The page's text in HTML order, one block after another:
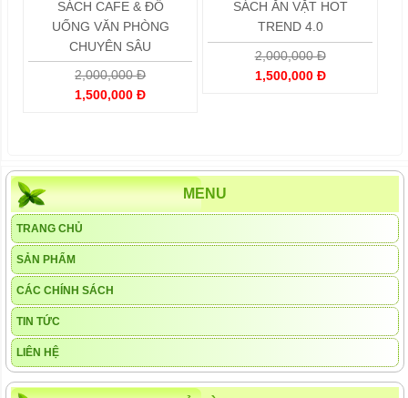
SÁCH CAFE & ĐỒ
UỐNG VĂN PHÒNG
CHUYÊN SÂU
2,000,000 Đ
1,500,000 Đ
SÁCH ĂN VẶT HOT
TREND 4.0
2,000,000 Đ
1,500,000 Đ
MENU
TRANG CHỦ
SẢN PHẨM
CÁC CHÍNH SÁCH
TIN TỨC
LIÊN HỆ